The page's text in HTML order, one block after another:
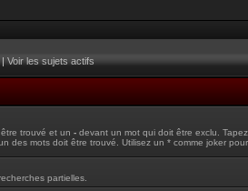
|Voir les sujets actifs
trouvé et un - devant un mot qui doit être exclu.
des mots doit être trouvé. Utilisez un * comme joker
partielles.